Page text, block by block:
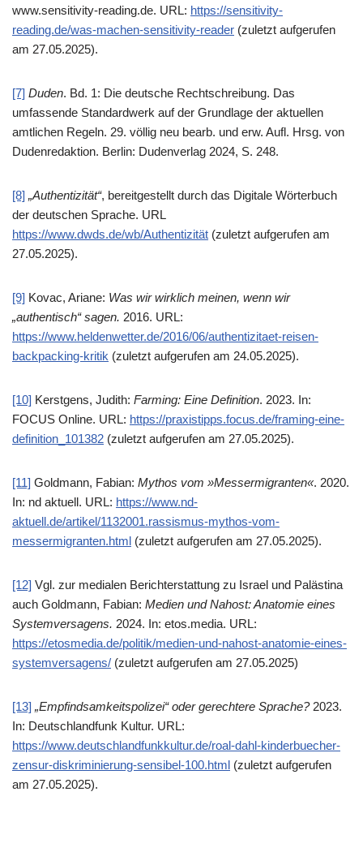
www.sensitivity-reading.de. URL: https://sensitivity-
reading.de/was-machen-sensitivity-reader (zuletzt aufgerufen
am 27.05.2025).
[7] Duden. Bd. 1: Die deutsche Rechtschreibung. Das
umfassende Standardwerk auf der Grundlage der aktuellen
amtlichen Regeln. 29. völlig neu bearb. und erw. Aufl. Hrsg. von
Dudenredaktion. Berlin: Dudenverlag 2024, S. 248.
[8] „Authentizität“, bereitgestellt durch das Digitale Wörterbuch
der deutschen Sprache. URL
https://www.dwds.de/wb/Authentizität (zuletzt aufgerufen am
27.05.2025).
[9] Kovac, Ariane: Was wir wirklich meinen, wenn wir
„authentisch“ sagen. 2016. URL:
https://www.heldenwetter.de/2016/06/authentizitaet-reisen-
backpacking-kritik (zuletzt aufgerufen am 24.05.2025).
[10] Kerstgens, Judith: Farming: Eine Definition. 2023. In:
FOCUS Online. URL: https://praxistipps.focus.de/framing-eine-
definition_101382 (zuletzt aufgerufen am 27.05.2025).
[11] Goldmann, Fabian: Mythos vom »Messermigranten«. 2020.
In: nd aktuell. URL: https://www.nd-
aktuell.de/artikel/1132001.rassismus-mythos-vom-
messermigranten.html (zuletzt aufgerufen am 27.05.2025).
[12] Vgl. zur medialen Berichterstattung zu Israel und Palästina
auch Goldmann, Fabian: Medien und Nahost: Anatomie eines
Systemversagens. 2024. In: etos.media. URL:
https://etosmedia.de/politik/medien-und-nahost-anatomie-eines-
systemversagens/ (zuletzt aufgerufen am 27.05.2025)
[13] „Empfindsamkeitspolizei“ oder gerechtere Sprache?2023.
In: Deutschlandfunk Kultur. URL:
https://www.deutschlandfunkkultur.de/roal-dahl-kinderbuecher-
zensur-diskriminierung-sensibel-100.html (zuletzt aufgerufen
am 27.05.2025).